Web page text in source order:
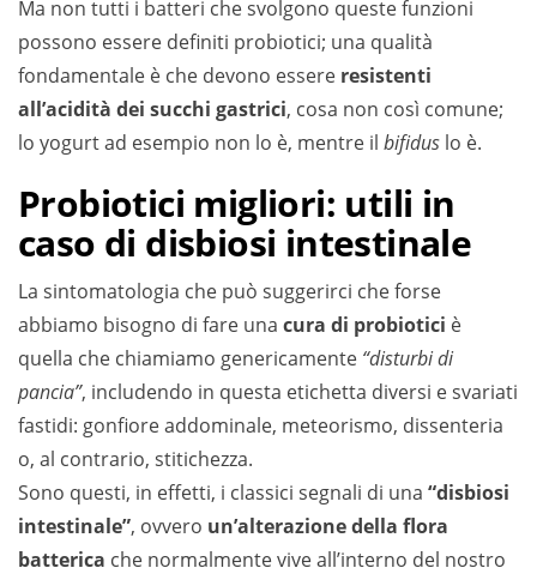
Ma non tutti i batteri che svolgono queste funzioni
possono essere definiti probiotici; una qualità
fondamentale è che devono essere resistenti
all’acidità dei succhi gastrici, cosa non così comune;
lo yogurt ad esempio non lo è, mentre il bifidus lo è.
Probiotici migliori: utili in
caso di disbiosi intestinale
La sintomatologia che può suggerirci che forse
abbiamo bisogno di fare una cura di probiotici è
quella che chiamiamo genericamente “disturbi di
pancia”, includendo in questa etichetta diversi e svariati
fastidi: gonfiore addominale, meteorismo, dissenteria
o, al contrario, stitichezza.
Sono questi, in effetti, i classici segnali di una “disbiosi
intestinale”, ovvero un’alterazione della flora
batterica che normalmente vive all’interno del nostro